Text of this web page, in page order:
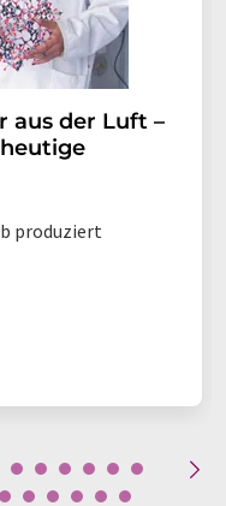
aus der Luft –
produziert